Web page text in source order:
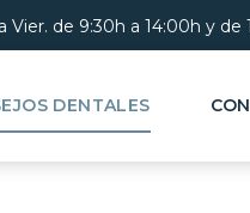
Vier. de 9:30h a 14:00h y de
DENTALES